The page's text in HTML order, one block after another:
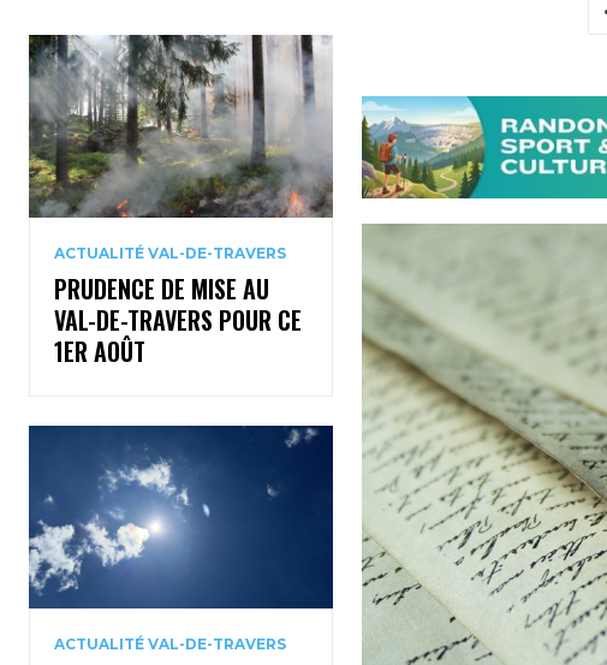
ACTUALITÉ VAL-DE-TRAVERS
PRUDENCE DE MISE AU
VAL-DE-TRAVERS POUR CE
1ER AOÛT
ACTUALITÉ VAL-DE-TRAVERS